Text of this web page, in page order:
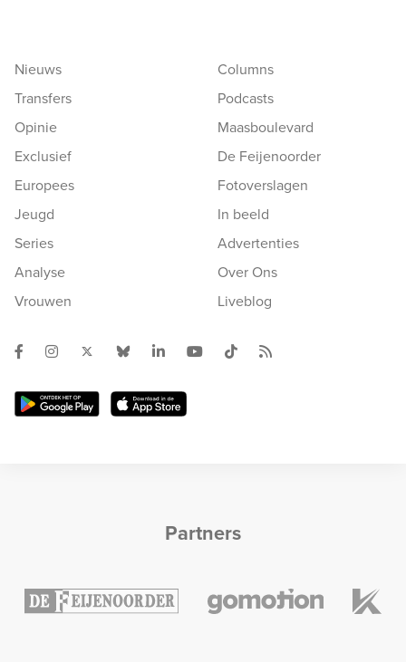
Nieuws
Transfers
Opinie
Exclusief
Europees
Jeugd
Series
Analyse
Vrouwen
Columns
Podcasts
Maasboulevard
De Feijenoorder
Fotoverslagen
In beeld
Advertenties
Over Ons
Liveblog
Partners